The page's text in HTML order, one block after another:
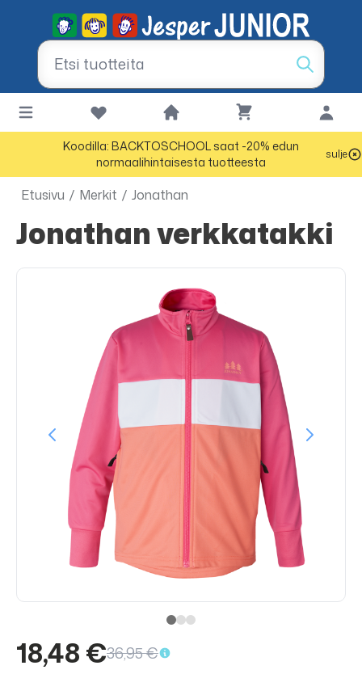
Koodilla: BACKTOSCHOOL saat -20% edun
normaalihintaisesta tuotteesta
sulje
Etusivu / Merkit / Jonathan
Jonathan verkkatakki
18,48 €36,95 €